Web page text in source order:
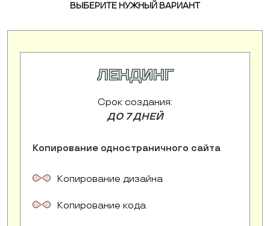
ВЫБЕРИТЕ НУЖНЫЙ ВАРИАНТ
ЛЕНДИНГ
Срок создания:
ДО 7 ДНЕЙ
Копирование одностраничного сайта
Копирование дизайна
Копирование кода